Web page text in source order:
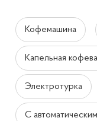
Кофемашина
Капельная
Электротурка
С